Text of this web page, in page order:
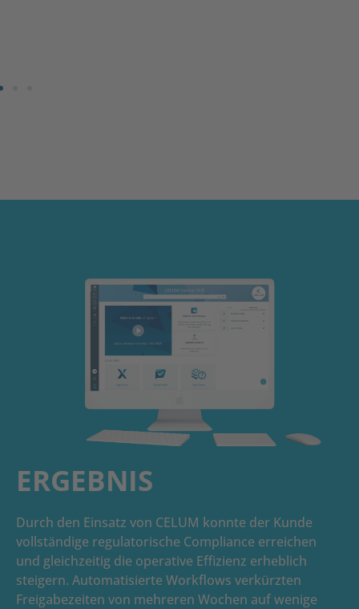
ERGEBNIS
Durch den Einsatz von CELUM konnte der Kunde
vollständige regulatorische Compliance erreichen
und gleichzeitig die operative Effizienz erheblich
steigern. Automatisierte Workflows verkürzten
Freigabezeiten von mehreren Wochen auf wenige